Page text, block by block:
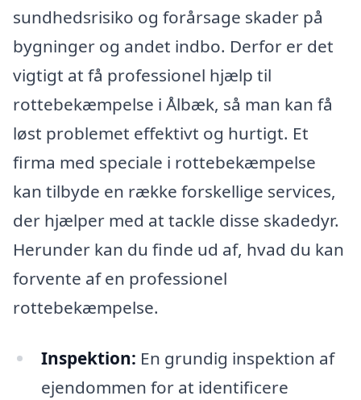
sundhedsrisiko og forårsage skader på
bygninger og andet indbo. Derfor er det
vigtigt at få professionel hjælp til
rottebekæmpelse i Ålbæk, så man kan få
løst problemet effektivt og hurtigt. Et
firma med speciale i rottebekæmpelse
kan tilbyde en række forskellige services,
der hjælper med at tackle disse skadedyr.
Herunder kan du finde ud af, hvad du kan
forvente af en professionel
rottebekæmpelse.
Inspektion: En grundig inspektion af
ejendommen for at identificere